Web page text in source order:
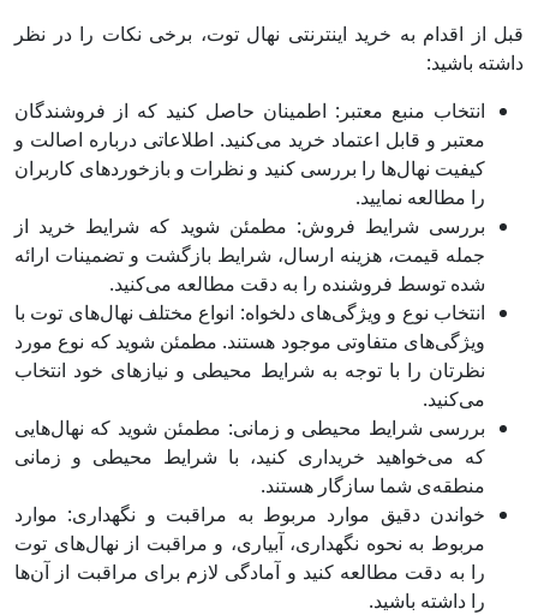
قبل از اقدام به خرید اینترنتی نهال توت، برخی نکات را در نظر
داشته باشید:
انتخاب منبع معتبر: اطمینان حاصل کنید که از فروشندگان
معتبر و قابل اعتماد خرید می‌کنید. اطلاعاتی درباره اصالت و
کیفیت نهال‌ها را بررسی کنید و نظرات و بازخوردهای کاربران
را مطالعه نمایید.
بررسی شرایط فروش: مطمئن شوید که شرایط خرید از
جمله قیمت، هزینه ارسال، شرایط بازگشت و تضمینات ارائه
شده توسط فروشنده را به دقت مطالعه می‌کنید.
انتخاب نوع و ویژگی‌های دلخواه: انواع مختلف نهال‌های توت با
ویژگی‌های متفاوتی موجود هستند. مطمئن شوید که نوع مورد
نظرتان را با توجه به شرایط محیطی و نیازهای خود انتخاب
می‌کنید.
بررسی شرایط محیطی و زمانی: مطمئن شوید که نهال‌هایی
که می‌خواهید خریداری کنید، با شرایط محیطی و زمانی
منطقه‌ی شما سازگار هستند.
خواندن دقیق موارد مربوط به مراقبت و نگهداری: موارد
مربوط به نحوه نگهداری، آبیاری، و مراقبت از نهال‌های توت
را به دقت مطالعه کنید و آمادگی لازم برای مراقبت از آن‌ها
را داشته باشید.